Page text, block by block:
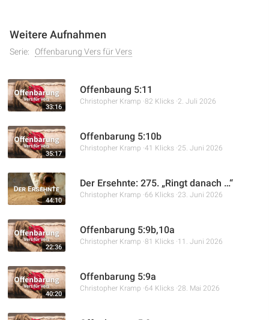
Weitere Aufnahmen
Serie: Offenbarung Vers für Vers
33:16
Offenbaung 5:11
Christopher Kramp 82 Klicks 2. Juli 2026
35:17
Offenbarung 5:10b
Christopher Kramp 41 Klicks 25. Juni 2026
44:10
Der Ersehnte: 275. „Ringt danach …“
Christopher Kramp 66 Klicks 23. Juni 2026
22:36
Offenbarung 5:9b,10a
Christopher Kramp 81 Klicks 11. Juni 2026
40:20
Offenbarung 5:9a
Christopher Kramp 64 Klicks 28. Mai 2026